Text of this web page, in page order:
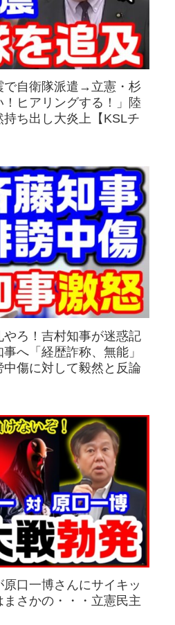
で自衛隊派遣→立憲・杉
ヒアリングする！」陸
ち出し大炎上【KSLチ
やろ！吉村知事が迷惑記
へ「経歴詐称、無能」
傷に対して毅然と反論
原口一博さんにサイキッ
さかの・・・立憲民主